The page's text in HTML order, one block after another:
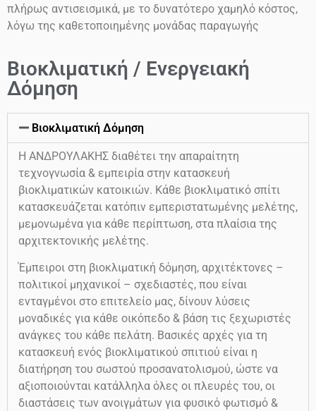
πλήρως αντισεισμικά, με το δυνατότερο χαμηλό κόστος,
λόγω της καθετοποιημένης μονάδας παραγωγής
Βιοκλιματική / Ενεργειακή
Δόμηση
Βιοκλιματική Δόμηση
Η ΑΝΔΡΟΥΛΑΚΗΣ διαθέτει την απαραίτητη
τεχνογνωσία & εμπειρία στην κατασκευή
βιοκλιματικών κατοικιών. Κάθε βιοκλιματικό σπίτι
κατασκευάζεται κατόπιν εμπεριστατωμένης μελέτης,
μεμονωμένα για κάθε περίπτωση, στα πλαίσια της
αρχιτεκτονικής μελέτης.
Έμπειροι στη βιοκλιματική δόμηση, αρχιτέκτονες –
πολιτικοί μηχανικοί – σχεδιαστές, που είναι
ενταγμένοι στο επιτελείο μας, δίνουν λύσεις
μοναδικές για κάθε οικόπεδο & βάση τις ξεχωριστές
ανάγκες του κάθε πελάτη. Βασικές αρχές για τη
κατασκευή ενός βιοκλιματικού σπιτιού είναι η
διατήρηση του σωστού προσανατολισμού, ώστε να
αξιοποιούνται κατάλληλα όλες οι πλευρές του, οι
διαστάσεις των ανοιγμάτων για φυσικό φωτισμό &